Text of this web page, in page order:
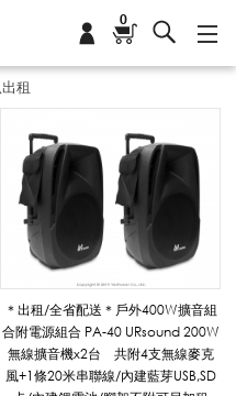
0
租
＊出租/全省配送＊戶外400W擴音組
合附電源組合 PA-40 URsound 200W
無線擴音機x2台 共附4支無線麥克
風+1條20米串聯線/內建藍芽USB,SD